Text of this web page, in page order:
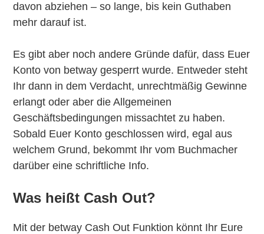
davon abziehen – so lange, bis kein Guthaben
mehr darauf ist.
Es gibt aber noch andere Gründe dafür, dass Euer
Konto von betway gesperrt wurde. Entweder steht
Ihr dann in dem Verdacht, unrechtmäßig Gewinne
erlangt oder aber die Allgemeinen
Geschäftsbedingungen missachtet zu haben.
Sobald Euer Konto geschlossen wird, egal aus
welchem Grund, bekommt Ihr vom Buchmacher
darüber eine schriftliche Info.
Was heißt Cash Out?
Mit der betway Cash Out Funktion könnt Ihr Eure